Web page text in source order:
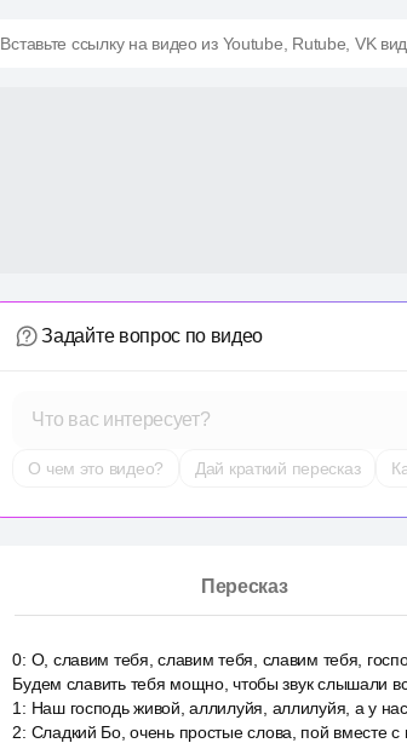
Вставьте ссылку на видео из Youtube, Rutube, VK
Задайте вопрос по видео
Что вас интересует?
О чем это видео? Дай краткий пересказ
Пересказ
0: О, славим тебя, славим тебя, славим тебя,
Будем славить тебя мощно, чтобы звук слышали
1 : Наш господь живой, аллилуйя, аллилуйя, а у
2: Сладкий Бо, очень простые слова, пой вместе с